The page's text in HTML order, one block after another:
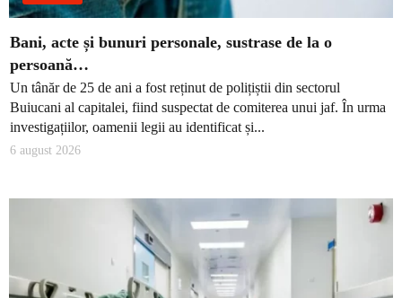
Bani, acte și bunuri personale, sustrase de la o
persoană…
Un tânăr de 25 de ani a fost reținut de polițiștii din sectorul
Buiucani al capitalei, fiind suspectat de comiterea unui jaf. În urma
investigațiilor, oamenii legii au identificat și...
6 august 2026